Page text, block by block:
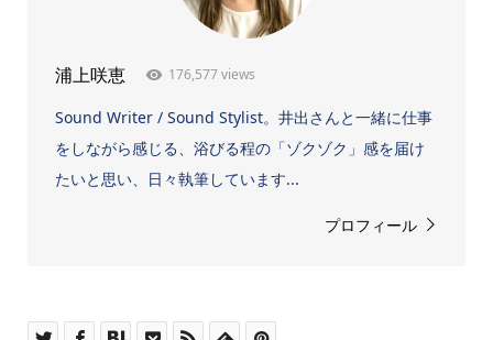
浦上咲恵 176,577 views
Sound Writer / Sound Stylist。井出さんと一緒に仕事
をしながら感じる、浴びる程の「ゾクゾク」感を届け
たいと思い、日々執筆しています...
プロフィール